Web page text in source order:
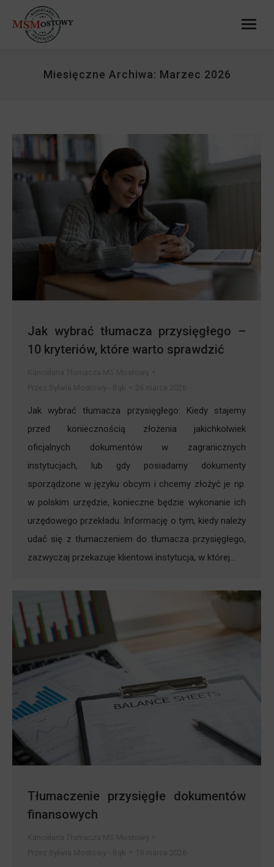
Miesięczne Archiwa: Marzec 2026
Jak wybrać tłumacza przysięgłego –
10 kryteriów, które warto sprawdzić
Jak wybrać tłumacza przysięgłego: Kiedy stajemy
przed koniecznością złożenia jakichkolwiek
oficjalnych dokumentów w zagranicznych
instytucjach, lub gdy posiadamy dokumenty
sporządzone w języku obcym i chcemy złożyć je np.
w polskim urzędzie, konieczne będzie wykonanie ich
urzędowego przekładu. Informację o tym, kiedy należy
udać się z tłumaczeniem do tłumacza przysięgłego,
zazwyczaj przekazuje klientowi instytucja, w której…
Tłumaczenie przysięgłe dokumentów
finansowych